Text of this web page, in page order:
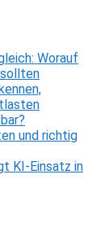
Worauf
und richtig
KI-Einsatz in